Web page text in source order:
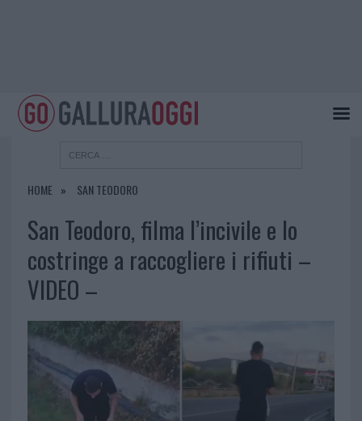
HOME SAN TEODORO
San Teodoro, filma l’incivile e lo
costringe a raccogliere i rifiuti –
VIDEO –